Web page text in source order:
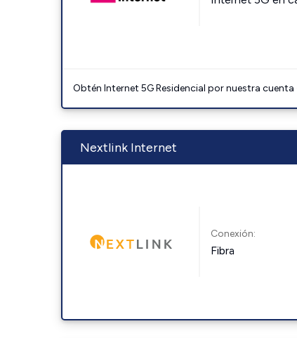
Obtén Internet 5G Residencial por nuestra
Nextlink Internet
Conexión:
Fibra